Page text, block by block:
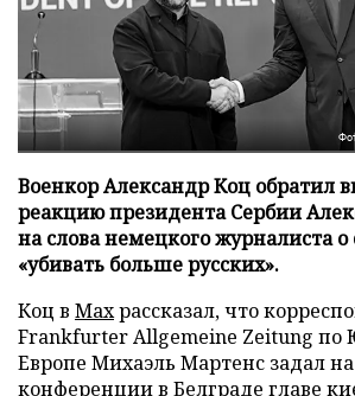
Военкор Александр Коц обратил
реакцию президента Сербии
на слова немецкого журналиста о
«убивать больше русских».
Коц в Махрассказал, что
Frankfurter Allgemeine Zeitung по
Европе Михаэль Мартенс задал
конференции в Белграде главе